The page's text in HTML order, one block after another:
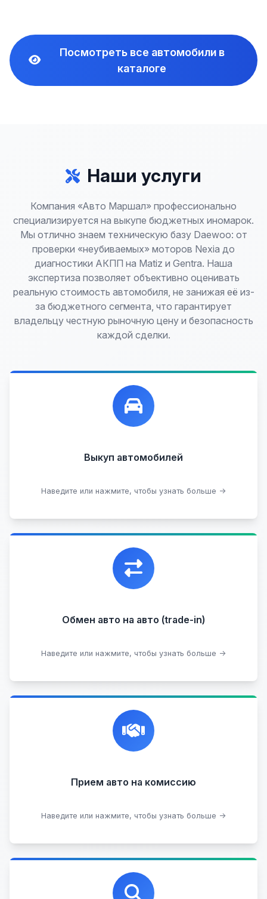
Посмотреть все автомобили в
каталоге
Наши услуги
Компания «Авто Маршал» профессионально
специализируется на выкупе бюджетных иномарок.
Мы отлично знаем техническую базу Daewoo: от
проверки «неубиваемых» моторов Nexia до
диагностики АКПП на Matiz и Gentra. Наша
экспертиза позволяет объективно оценивать
реальную стоимость автомобиля, не занижая её из-
за бюджетного сегмента, что гарантирует
владельцу честную рыночную цену и безопасность
каждой сделки.
Выкуп автомобилей
Наведите или нажмите, чтобы узнать больше →
Лучшие предложения по выкупу автомобилей,
любых:
Проблемные
Кредитные
В залоге
Узнать стоимость
Обмен авто на авто (trade-in)
Наведите или нажмите, чтобы узнать больше →
Уникальная возможность обменять ваш
автомобиль с доплатой, подобрав вам
подходящий вариант.
Подобрать авто
Прием авто на комиссию
Наведите или нажмите, чтобы узнать больше →
Честная и профессиональная экспертиза, реклама,
переговоры с клиентами, подготовка документов,
сопровождение сделки.
Прием битых авто
Оставить на комиссии
Профессиональная помощь в выборе автомобиля
на любых торговых площадках с проверкой